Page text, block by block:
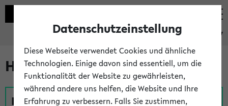
eKVV
Hilfe & Kontakt
Fragen zu einzelnen Veranstaltungen
Datenschutzeinstellung
Diese Webseite verwendet Cookies und ähnliche
Technologien. Einige davon sind essentiell, um die
Funktionalität der Website zu gewährleisten,
während andere uns helfen, die Website und Ihre
Erfahrung zu verbessern. Falls Sie zustimmen,